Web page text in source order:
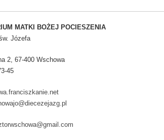
MATKI BOŻEJ POCIESZENIA
Józefa
2, 67-400 Wschowa
45